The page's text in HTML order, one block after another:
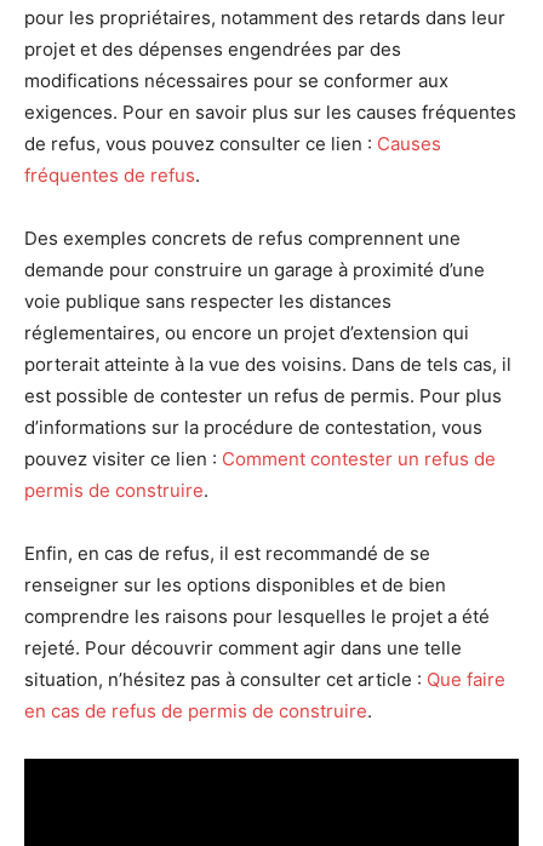
pour les propriétaires, notamment des retards dans leur
projet et des dépenses engendrées par des
modifications nécessaires pour se conformer aux
exigences. Pour en savoir plus sur les causes fréquentes
de refus, vous pouvez consulter ce lien : Causes
fréquentes de refus.
Des exemples concrets de refus comprennent une
demande pour construire un garage à proximité d’une
voie publique sans respecter les distances
réglementaires, ou encore un projet d’extension qui
porterait atteinte à la vue des voisins. Dans de tels cas, il
est possible de contester un refus de permis. Pour plus
d’informations sur la procédure de contestation, vous
pouvez visiter ce lien : Comment contester un refus de
permis de construire.
Enfin, en cas de refus, il est recommandé de se
renseigner sur les options disponibles et de bien
comprendre les raisons pour lesquelles le projet a été
rejeté. Pour découvrir comment agir dans une telle
situation, n’hésitez pas à consulter cet article : Que faire
en cas de refus de permis de construire.